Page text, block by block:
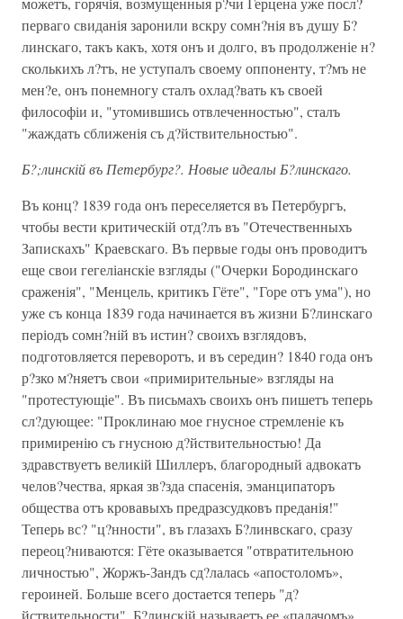
перваго свиданія заронили вскру сомн?нія въ душу Б?
линскаго, такъ какъ, хотя онъ и долго, въ продолженіе н?
сколькихъ л?тъ, не уступалъ своему оппоненту, т?мъ не
мен?е, онъ понемногу сталъ охлад?вать къ своей
философіи и, "утомившись отвлеченностью", сталъ
"жаждать сближенія съ д?йствительностью".
Б?;линскій въ Петербург?. Новые идеалы Б?линскаго.
Въ конц? 1839 года онъ переселяется въ Петербургъ,
чтобы вести критическій отд?лъ въ "Отечественныхъ
Запискахъ" Краевскаго. Въ первые годы онъ проводитъ
еще свои гегеліанскіе взгляды ("Очерки Бородинскаго
сраженія", "Менцель, критикъ Гёте", "Горе отъ ума"), но
уже съ конца 1839 года начинается въ жизни Б?линскаго
періодъ сомн?ній въ истин? своихъ взглядовъ,
подготовляется переворотъ, и въ середин? 1840 года онъ
р?зко м?няетъ свои «примирительные» взгляды на
"протестующіе". Въ письмахъ своихъ онъ пишетъ теперь
сл?дующее: "Проклинаю мое гнусное стремленіе къ
примиренію съ гнусною д?йствительностью! Да
здравствуетъ великій Шиллеръ, благородный адвокатъ
челов?чества, яркая зв?зда спасенія, эманципаторъ
общества отъ кровавыхъ предразсудковъ преданія!"
Теперь вс? "ц?нности", въ глазахъ Б?линвскаго, сразу
переоц?ниваются: Гёте оказывается "отвратительною
личностью", Жоржъ-Зандъ сд?лалась «апостоломъ»,
героиней. Больше всего достается теперь "д?
йствительности". Б?линскій называетъ ее «палачомъ»,